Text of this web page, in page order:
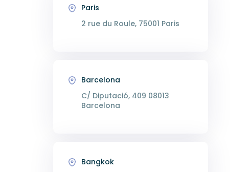
Paris
2 rue du Roule, 75001 Paris
Barcelona
C/ Diputació, 409 08013
Barcelona
Bangkok